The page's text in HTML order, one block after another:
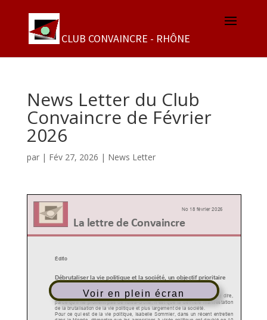
News Letter du Club
Convaincre de Février
2026
par | Fév 27, 2026 | News Letter
Voir en plein écran